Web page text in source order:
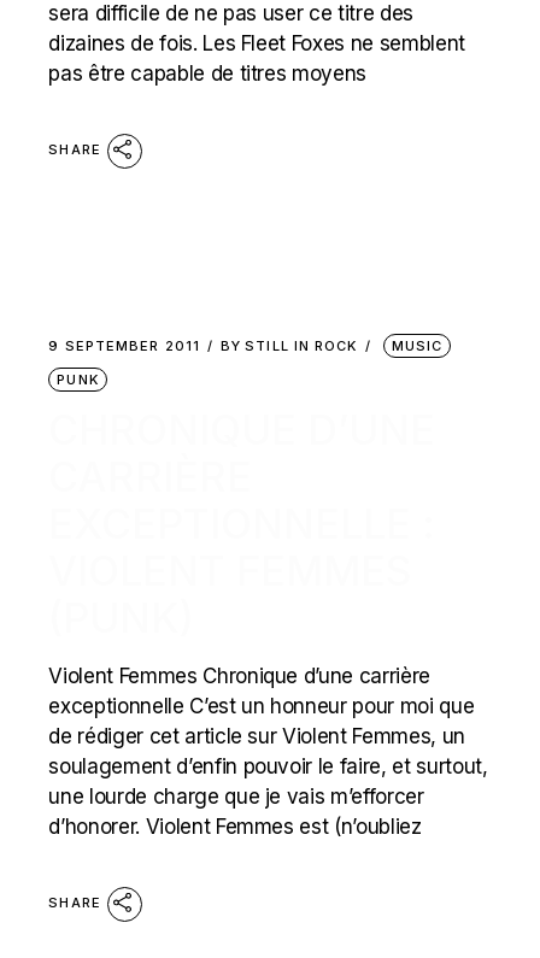
sera difficile de ne pas user ce titre des
dizaines de fois. Les Fleet Foxes ne semblent
pas être capable de titres moyens
SHARE
9 SEPTEMBER 2011 BY STILL IN ROCK
MUSIC
PUNK
Violent Femmes Chronique d’une carrière
exceptionnelle C’est un honneur pour moi que
de rédiger cet article sur Violent Femmes, un
soulagement d’enfin pouvoir le faire, et surtout,
une lourde charge que je vais m’efforcer
d’honorer. Violent Femmes est (n’oubliez
SHARE